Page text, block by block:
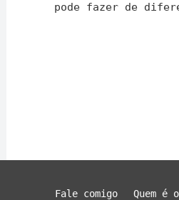
pode fazer de
Fale comigo
Quem é